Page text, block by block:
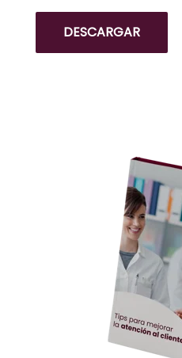
DESCARGAR